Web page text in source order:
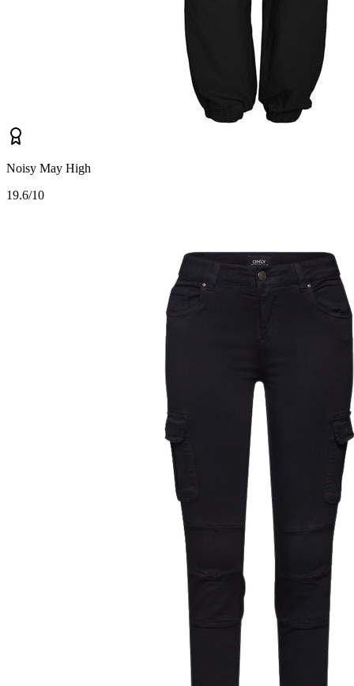
Noisy May High
19.6/10